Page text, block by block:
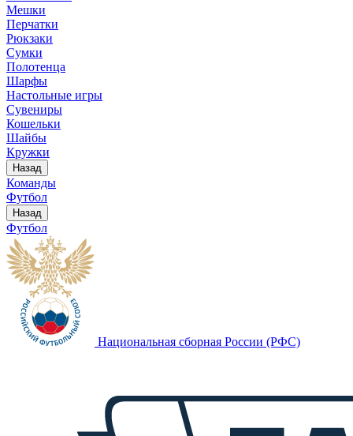
Мешки
Перчатки
Рюкзаки
Сумки
Полотенца
Шарфы
Настольные игры
Сувениры
Кошельки
Шайбы
Кружки
Назад
Команды
Футбол
Назад
Футбол
Национальная сборная России (РФС)